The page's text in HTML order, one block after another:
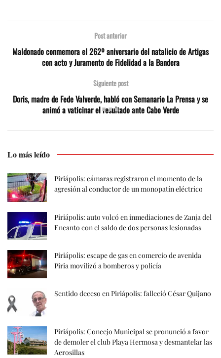
Post anterior
Maldonado conmemora el 262º aniversario del natalicio de Artigas
con acto y Juramento de Fidelidad a la Bandera
Siguiente post
Doris, madre de Fede Valverde, habló con Semanario La Prensa y se
animó a vaticinar el resultado ante Cabo Verde
Lo más leído
Piriápolis: cámaras registraron el momento de la
agresión al conductor de un monopatín eléctrico
Piriápolis: auto volcó en inmediaciones de Zanja del
Encanto con el saldo de dos personas lesionadas
Piriápolis: escape de gas en comercio de avenida
Piria movilizó a bomberos y policía
Sentido deceso en Piriápolis: falleció César Quijano
Piriápolis: Concejo Municipal se pronunció a favor
de demoler el club Playa Hermosa y desmantelar las
Aerosillas